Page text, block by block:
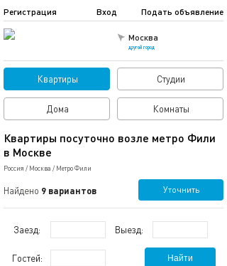
Москва
другой город
Подать объявление
Регистрация Вход
Квартиры Студии
Дома Комнаты
Квартиры посуточно возле метро Фили
в Москве
Россия / Москва / Метро Фили
Найдено 9 вариантов Уточнить
Заезд: Выезд:
Гостей: Найти